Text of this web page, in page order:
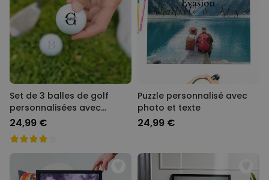
Set de 3 balles de golf
personnalisées avec
monogramme
24,99 €
Puzzle personnalisé avec
photo et texte
24,99 €